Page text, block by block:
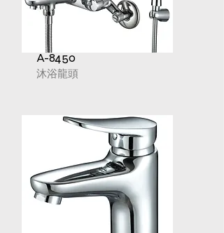
A-8450
沐浴龍頭